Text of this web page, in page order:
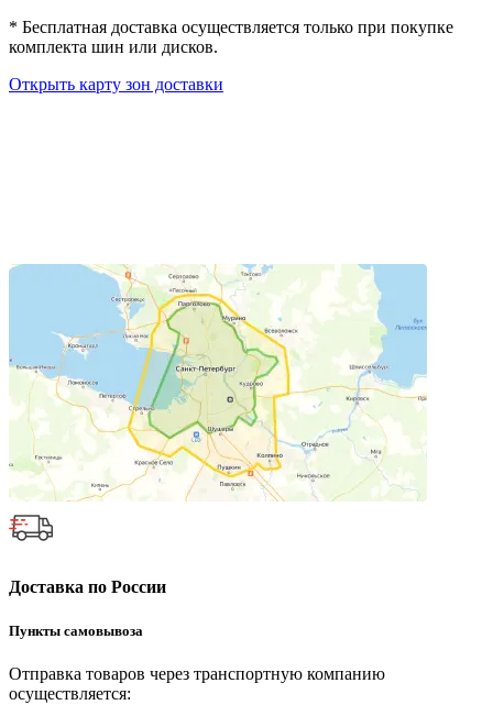
* Бесплатная доставка осуществляется только при покупке
комплекта шин или дисков.
Открыть карту зон доставки
Доставка по России
Пункты самовывоза
Отправка товаров через транспортную компанию
осуществляется: